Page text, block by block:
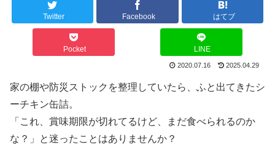
Twitter Facebook はてブ
Pocket LINE
2020.07.16 2025.04.29
家の棚や防災ストックを整理していたら、ふと出てきたシ
ーチキン缶詰。
「これ、賞味期限が切れてるけど、まだ食べられるのか
な？」と迷ったことはありませんか？